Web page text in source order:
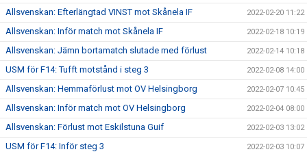
Allsvenskan: Efterlängtad VINST mot Skånela IF 2022-02-20 11:22
Allsvenskan: Inför match mot Skånela IF 2022-02-18 10:19
Allsvenskan: Jämn bortamatch slutade med förlust 2022-02-14 10:18
USM för F14: Tufft motstånd i steg 3 2022-02-08 14:00
Allsvenskan: Hemmaförlust mot OV Helsingborg 2022-02-07 10:45
Allsvenskan: Inför match mot OV Helsingborg 2022-02-04 08:00
Allsvenskan: Förlust mot Eskilstuna Guif 2022-02-03 13:02
USM för F14: Inför steg 3 2022-02-03 10:07